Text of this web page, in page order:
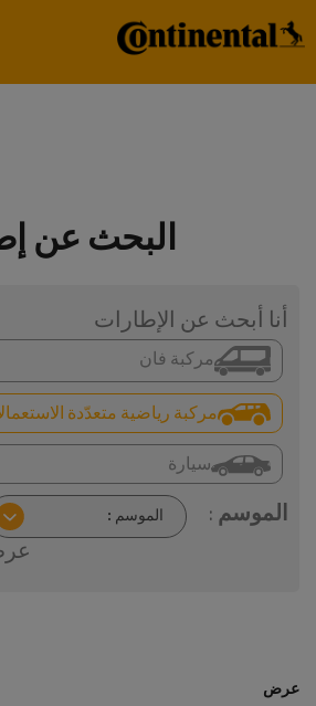
البحث عن
أنا أبحث عن الإطارات
سيارة
مركبة رياضية متعدّدة
مركبة فان
الموسم :
عرض